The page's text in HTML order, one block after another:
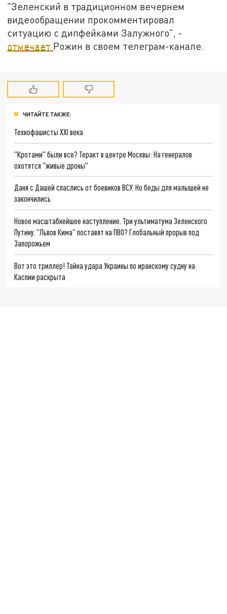
"Зеленский в традиционном вечернем
видеообращении прокомментировал
ситуацию с дипфейками Залужного", -
отмечает Рожин в своем телеграм-канале.
ЧИТАЙТЕ ТАКЖЕ:
Технофашисты XXI века
"Кротами" были все? Теракт в центре Москвы: На генералов
охотятся "живые дроны"
Даня с Дашей спаслись от боевиков ВСУ. Но беды для малышей не
закончились
Новое масштабнейшее наступление. Три ультиматума Зеленского
Путину. "Львов Кима" поставят на ПВО? Глобальный прорыв под
Запорожьем
Вот это триллер! Тайна удара Украины по иранскому судну на
Каспии раскрыта